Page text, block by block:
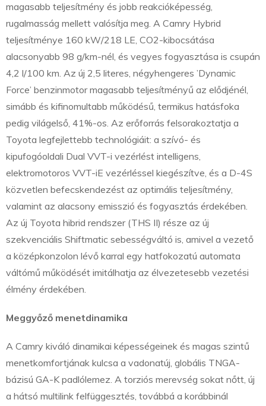
magasabb teljesítmény és jobb reakcióképesség,
rugalmasság mellett valósítja meg. A Camry Hybrid
teljesítménye 160 kW/218 LE, CO2-kibocsátása
alacsonyabb 98 g/km-nél, és vegyes fogyasztása is csupán
4,2 l/100 km. Az új 2,5 literes, négyhengeres ’Dynamic
Force’ benzinmotor magasabb teljesítményű az elődjénél,
simább és kifinomultabb működésű, termikus hatásfoka
pedig világelső, 41%-os. Az erőforrás felsorakoztatja a
Toyota legfejlettebb technológiáit: a szívó- és
kipufogóoldali Dual VVT-i vezérlést intelligens,
elektromotoros VVT-iE vezérléssel kiegészítve, és a D-4S
közvetlen befecskendezést az optimális teljesítmény,
valamint az alacsony emisszió és fogyasztás érdekében.
Az új Toyota hibrid rendszer (THS II) része az új
szekvenciális Shiftmatic sebességváltó is, amivel a vezető
a középkonzolon lévő karral egy hatfokozatú automata
váltómű működését imitálhatja az élvezetesebb vezetési
élmény érdekében.
Meggyőző menetdinamika
A Camry kiváló dinamikai képességeinek és magas szintű
menetkomfortjának kulcsa a vadonatúj, globális TNGA-
bázisú GA-K padlólemez. A torziós merevség sokat nőtt, új
a hátsó multilink felfüggesztés, továbbá a korábbinál